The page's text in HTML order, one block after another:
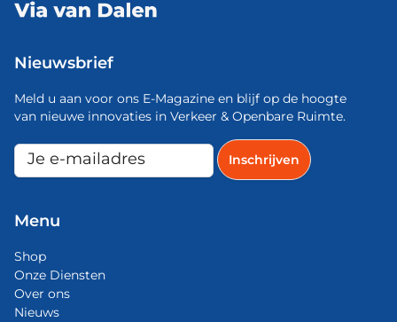
Nieuwsbrief
Meld u aan voor ons E-Magazine en blijf op de hoogte
van nieuwe innovaties in Verkeer & Openbare Ruimte.
Menu
Shop
Onze Diensten
Over ons
Nieuws